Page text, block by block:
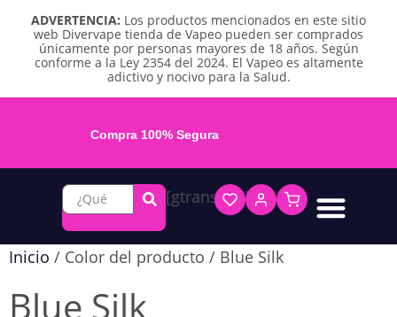
ADVERTENCIA: Los productos mencionados en este sitio
web Divervape tienda de Vapeo pueden ser comprados
únicamente por personas mayores de 18 años. Según
conforme a la Ley 2354 del 2024. El Vapeo es altamente
adictivo y nocivo para la Salud.
Compra 100% Segura
[gtranslate]
Inicio / Color del producto / Blue Silk
Blue Silk